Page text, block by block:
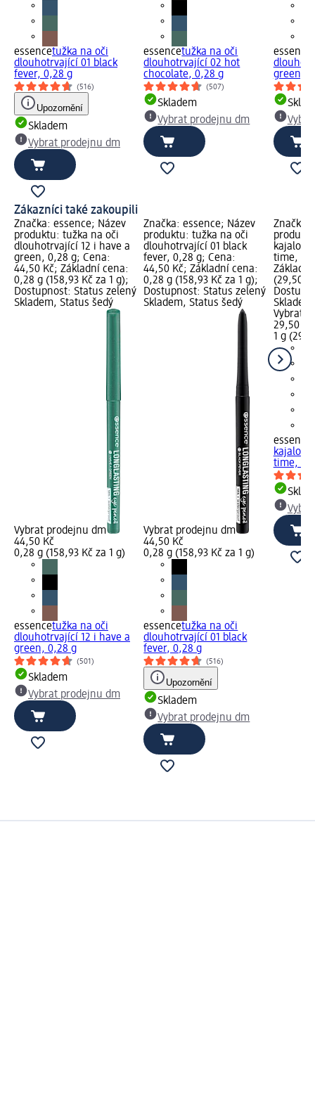
essencetužka na oči
dlouhotrvající 01 black
fever, 0,28 g
(516)
Upozornění
Skladem
Vybrat prodejnu dm
essencetužka na oči
dlouhotrvající 02 hot
chocolate, 0,28 g
(507)
Skladem
Vybrat prodejnu dm
essence
green,
Zákazníci také zakoupili
Značka: essence; Název
produktu: tužka na oči
dlouhotrvající 12 i have a
green, 0,28 g; Cena:
44,50 Kč; Základní cena:
0,28 g (158,93 Kč za 1 g);
Dostupnost: Status zelený
Skladem, Status šedý
Vybrat prodejnu dm
44,50 Kč
0,28 g (158,93 Kč za 1 g)
essencetužka na oči
dlouhotrvající 12 i have a
green, 0,28 g
(501)
Skladem
Vybrat prodejnu dm
Značka: essence; Název
produktu: tužka na oči
dlouhotrvající 01 black
fever, 0,28 g; Cena:
44,50 Kč; Základní cena:
0,28 g (158,93 Kč za 1 g);
Dostupnost: Status zelený
Skladem, Status šedý
Vybrat prodejnu dm
44,50 Kč
0,28 g (158,93 Kč za 1 g)
essencetužka na oči
dlouhotrvající 01 black
fever, 0,28 g
(516)
Upozornění
Skladem
Vybrat prodejnu dm
Značka:
time, 1
Základní
(29,50
Vybrat
29,50 Kč
1 g
essence
time, 1 g